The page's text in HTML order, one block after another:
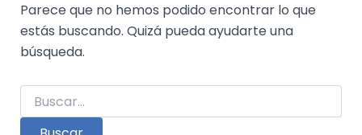
Parece que no hemos podido encontrar lo que
estás buscando. Quizá pueda ayudarte una
búsqueda.
Buscar
por: